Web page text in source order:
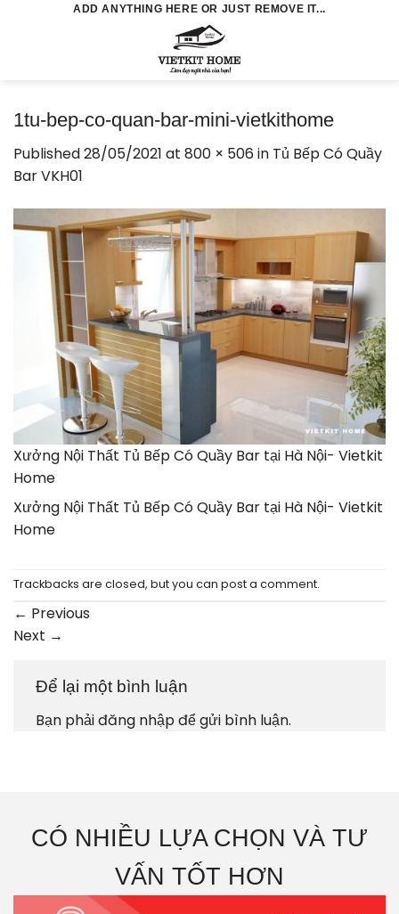
ADD ANYTHING HERE OR JUST REMOVE IT...
1tu-bep-co-quan-bar-mini-vietkithome
Published28/05/2021 at 800 × 506 in Tủ Bếp Có Quầy
Bar VKH01
Xưởng Nội Thất Tủ Bếp Có Quầy Bar tại Hà Nội- Vietkit
Home
Xưởng Nội Thất Tủ Bếp Có Quầy Bar tại Hà Nội- Vietkit
Home
Trackbacks are closed, but you can post a comment.
← Previous
Next →
Để lại một bình luận
Bạn phảiđăng nhậpđể gửi bình luận.
CÓ NHIỀU LỰA CHỌN VÀ TƯ
VẤN TỐT HƠN